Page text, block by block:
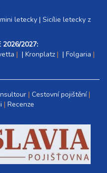
letecky | Sicílie letecky z
2026/2027:
| Kronplatz | Folgaria
Cestovní pojištění
Recenze